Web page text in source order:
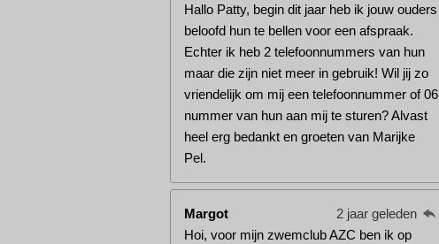
Hallo Patty, begin dit jaar heb ik jouw ouders
beloofd hun te bellen voor een afspraak.
Echter ik heb 2 telefoonnummers van hun
maar die zijn niet meer in gebruik! Wil jij zo
vriendelijk om mij een telefoonnummer of 06
nummer van hun aan mij te sturen? Alvast
heel erg bedankt en groeten van Marijke
Pel.
Margot
2 jaar geleden
Hoi, voor mijn zwemclub AZC ben ik op